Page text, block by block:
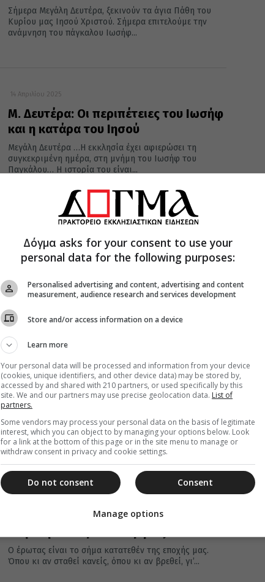
Σήμερα Μεγάλη Δευτέρα, ξεκινούν τα άγια Πάθη του
Κυρίου μας Ιησού Χριστού. Σήμερα επιτελούμε την
ανάμνηση του πάγκαλου Ιωσήφ...
14 Απριλίου 2025
Μ. Δευτέρα: Οι περιπέτειες του Ιωσήφ
και η κατάρα του Ιησού
Μεγάλη Δευτέρα …Η εκκλησία έχει αφιερώσει τη
συγκεκριμένη ημέρα, στη μνήμη του Ιωσήφ του
Παγκάλου… Η ιστορία του είναι...
Άρτης Καλλίνικος: Παράδεισος
σημαίνει μετάνοια, ενώ Κόλαση
αμετανοησία
Στο Κήρυγμά του, ο Σεπτός Ποιμενάρχης Άρτης,
ετόνισε, ότι "Παράδεισος σημαίνει μετάνοια, ενώ
Κόλαση αμετανοησία".
29 Απριλίου 2024
Μεγάλη Δευτέρα: Ποιο είναι το
γεγονός που τιμάται σήμερα
Σήμερα Μεγάλη Δευτέρα, ξεκινούν τα άγια Πάθη του
Κυρίου μας Ιησού Χριστού. Σήμερα επιτελούμε την
ανάμνηση του πάγκαλου Ιωσήφ...
Ο έρωτας είναι το σήμα κατατεθέν της εποχής μας.
Όπου κι αν σταθεί κανείς, όπου κι αν βρεθεί, γι’...
Δόγμα asks for your consent to use your
personal data for the following purposes:
Personalised advertising and content, advertising and content
measurement, audience research and services development
Store and/or access information on a device
Learn more
Your personal data will be processed and information from your device
(cookies, unique identifiers, and other device data) may be stored by,
accessed by and shared with 210 partners, or used specifically by this
site. We and our partners may use precise geolocation data. List of
partners.
Some vendors may process your personal data on the basis of legitimate
interest, which you can object to by managing your options below. Look
for a link at the bottom of this page or in the site menu to manage or
withdraw consent in privacy and cookie settings.
Consent
Do not consent
Manage options